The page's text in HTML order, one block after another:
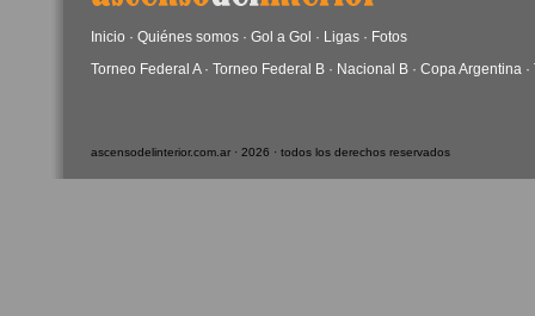
Inicio · Quiénes somos · Gol a Gol · Ligas · Fotos
Torneo Federal A· Torneo Federal B · Nacional B · Copa Argentina ·
ascensodelinterior.com.ar · 2026 · todos los derechos reservados